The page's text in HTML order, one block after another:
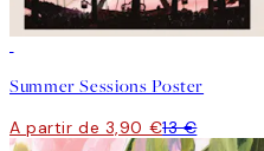
Summer Sessions Poster
A partir de 3,90 €13 €